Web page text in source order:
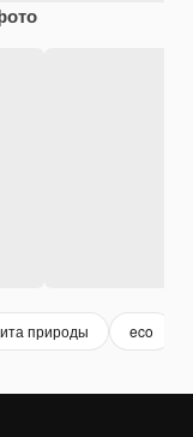
природы eco